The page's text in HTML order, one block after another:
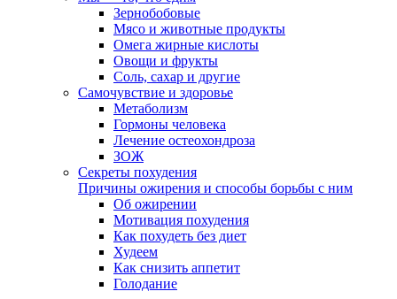
Зернобобовые
Мясо и животные продукты
Омега жирные кислоты
Овощи и фрукты
Соль, сахар и другие
Самочувствие и здоровье
Метаболизм
Гормоны человека
Лечение остеохондроза
ЗОЖ
Секреты похудения
Причины ожирения и способы борьбы с ним
Об ожирении
Мотивация похудения
Как похудеть без диет
Худеем
Как снизить аппетит
Голодание